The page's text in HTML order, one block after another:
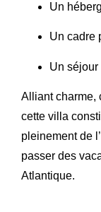
Un
Un cadre
Un
Alliant charme,
cette villa
pleinement de
passer des
Atlantique.